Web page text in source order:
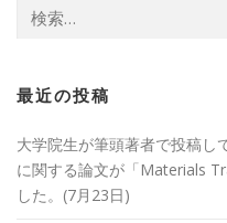
索:
最近の投稿
大学院生が筆頭著者で投稿し
に関する論文が「Materials
した。(7月23日)